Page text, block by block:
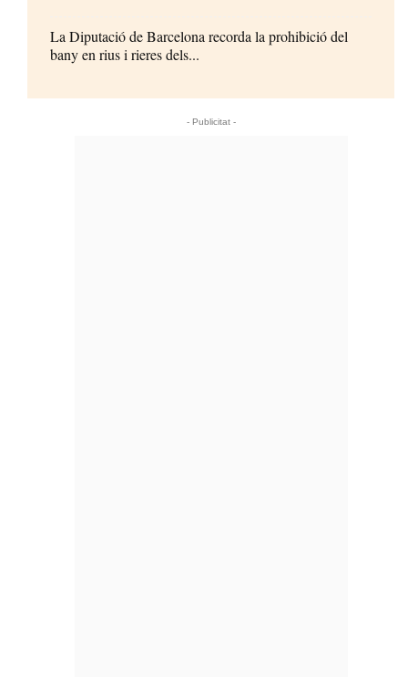
La Diputació de Barcelona recorda la prohibició del
bany en rius i rieres dels...
- Publicitat -